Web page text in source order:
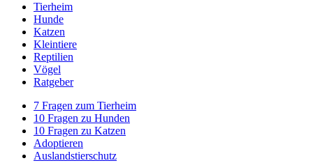
Tierheim
Hunde
Katzen
Kleintiere
Reptilien
Vögel
Ratgeber
7 Fragen zum Tierheim
10 Fragen zu Hunden
10 Fragen zu Katzen
Adoptieren
Auslandstierschutz